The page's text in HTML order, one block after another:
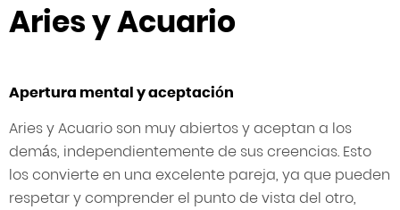
Aries y Acuario
Apertura mental y aceptación
Aries y Acuario son muy abiertos y aceptan a los
demás, independientemente de sus creencias. Esto
los convierte en una excelente pareja, ya que pueden
respetar y comprender el punto de vista del otro,